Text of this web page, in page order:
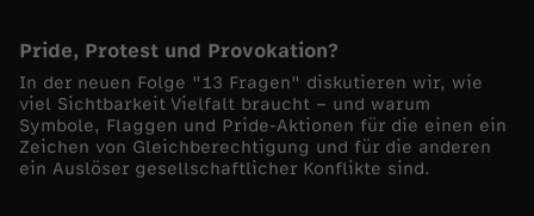
s
m
Pride, Protest und Provokation?
In der neuen Folge "13 Fragen" diskutieren wir, wie
viel Sichtbarkeit Vielfalt braucht – und warum
Symbole, Flaggen und Pride-Aktionen für die einen ein
Zeichen von Gleichberechtigung und für die anderen
ein Auslöser gesellschaftlicher Konflikte sind.